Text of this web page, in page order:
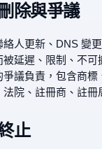
除與爭議
絡人更新、DNS 變
被延遲、限制、不可
議負責，包含商標
院、註冊商、註冊
止